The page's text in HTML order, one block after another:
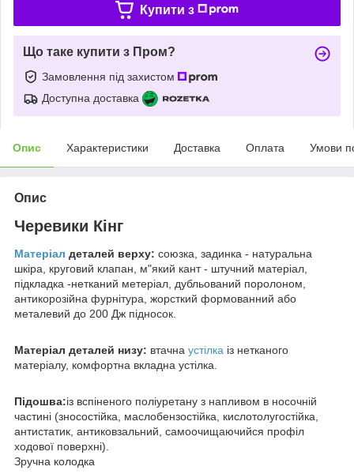
Купити з
Що таке купити з Пром?
Замовлення під захистом
Доступна доставка
Опис Характеристики Доставка Оплата Умови
Опис
Черевики Кінг
Матеріал деталей верху: союзка, задинка - натуральна
шкіра, круговий клапан, м"який кант - штучний матеріал,
підкладка -нетканий метеріал, дубльований поролоном,
антикорозійна фурнітура, жорсткий формованний або
металевий до 200 Дж підносок.
Матеріал деталей низу: втачна устілка із нетканого
матеріалу, комфортна вкладна устілка.
Підошва:із вспіненого поліуретану з напливом в носочній
частині (зносостійка, маслобензостійка, кислотолугостійка,
антистатик, антиковзальний, самоочищаючийся профіл
ходової поверхні).
Зручна колодка